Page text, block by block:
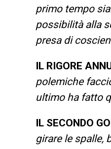
primo tempo
possibilità alla
presa di
IL RIGORE
polemiche
ultimo ha fatto
IL SECONDO
girare le spalle,